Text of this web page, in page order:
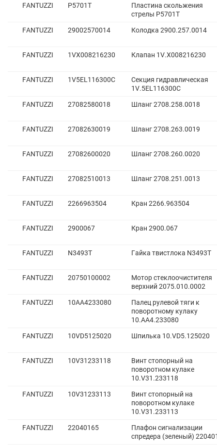
FANTUZZI P5701T
Пластина скольжения
стрелы P5701T
FANTUZZI
29002570014 Колодка 2900.257.0014
FANTUZZI 1VX008216230 Клапан 1V.X008216230
FANTUZZI 1V5EL116300C
Секция гидравлическая
1V.5EL116300C
FANTUZZI
27082580018 Шланг 2708.258.0018
FANTUZZI 27082630019 Шланг 2708.263.0019
FANTUZZI 27082600020 Шланг 2708.260.0020
FANTUZZI 27082510013 Шланг 2708.251.0013
FANTUZZI 2266963504 Кран 2266.963504
FANTUZZI 2900067 Кран 2900.067
FANTUZZI N3493T Гайка твистлока N3493T
FANTUZZI 20750100002
Мотор стеклоочистителя
верхний 2075.010.0002
FANTUZZI
10AA4233080
Палец рулевой тяги к
поворотному кулаку
10.AA4.233080
FANTUZZI
10VD5125020 Шпилька 10.VD5.125020
FANTUZZI 10V31233118
Винт стопорный на
поворотном кулаке
10.V31.233118
FANTUZZI
10V31233113
Винт стопорный на
поворотном кулаке
10.V31.233113
FANTUZZI
22040165
Плафон сигнализации
спредера (зеленый)